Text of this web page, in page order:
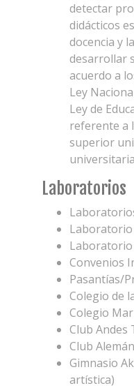
detectar
didácticos
docencia y
desarrollar
acuerdo a
Ley
Ley de
referente a
superior
Laboratorios
Laboratorio
Convenios
Pasantías/
Colegio de
Colegio
Club Andes
Club Alemán
Gimnasio
artística)